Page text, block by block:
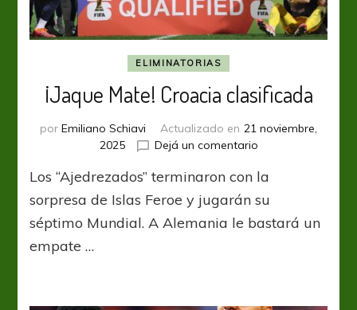
ELIMINATORIAS
¡Jaque Mate! Croacia clasificada
por Emiliano Schiavi Actualizado en 21 noviembre,
2025
Dejá un comentarioen
Mate!
Croacia
Los “Ajedrezados” terminaron con la
sorpresa de Islas Feroe y jugarán su
séptimo Mundial. A Alemania le bastará un
empate …